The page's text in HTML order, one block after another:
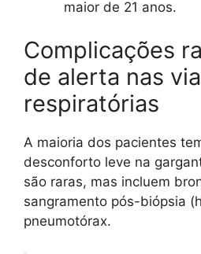
maior de 21 anos.
Complicações
de alerta nas
respiratórias
A maioria dos pacientes
desconforto leve na
são raras, mas incluem
sangramento pós-biópsia
pneumotórax.